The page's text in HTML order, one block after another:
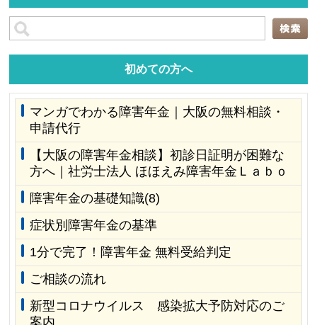
初めての方へ
マンガでわかる障害年金｜大阪の無料相談・
申請代行
【大阪の障害年金相談】初診日証明が困難な
方へ｜社労士法人 ほほえみ障害年金Ｌａｂｏ
障害年金の基礎知識(8)
症状別障害年金の基準
1分で完了！障害年金 無料受給判定
ご相談の流れ
新型コロナウイルス 感染拡大予防対応のご